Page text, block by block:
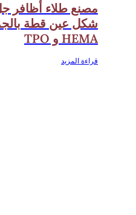
مصنع طلاء أظافر
شكل عين قطة
HEMA و TPO
قراءة المزيد